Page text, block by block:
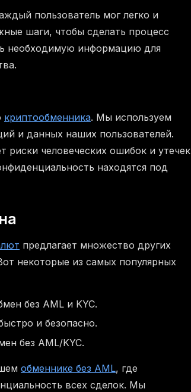
пользователь мог легко и
шаги, чтобы сделать процесс
необходимую информацию для
криптообменника. Мы используем
и данных наших пользователей.
человеческих ошибок и утечек
находятся под
предлагает множество других
некоторые из самых популярных
без AML и KYC.
и безопасно.
без AML/KYC.
обменнике без AML, где
всех сделок. Мы